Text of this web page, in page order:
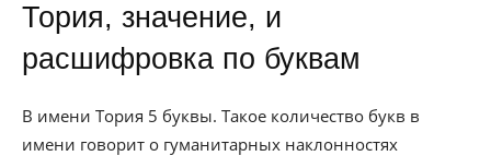
Тория, значение, и
расшифровка по буквам
В имени Тория 5 буквы. Такое количество букв в
имени говорит о гуманитарных наклонностях